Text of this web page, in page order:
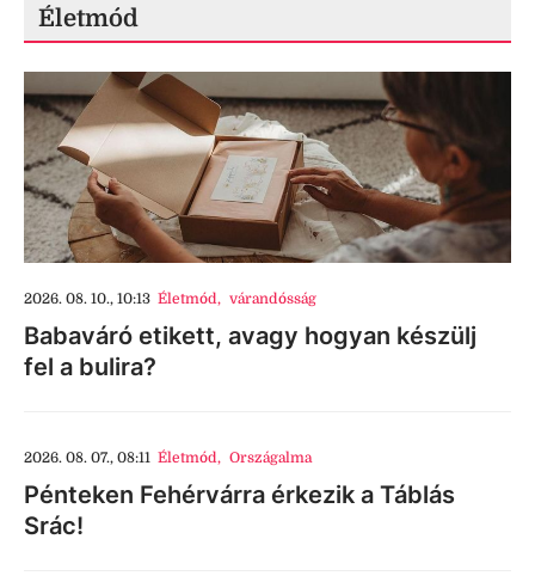
Életmód
2026. 08. 10., 10:13 Életmód, várandósság
Babaváró etikett, avagy hogyan készülj
fel a bulira?
2026. 08. 07., 08:11 Életmód, Országalma
Pénteken Fehérvárra érkezik a Táblás
Srác!